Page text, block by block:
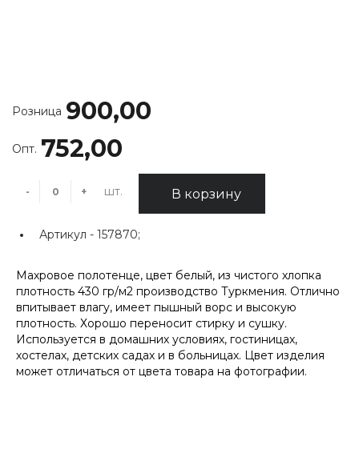
Розница 900,00
Опт. 752,00
- + шт. В корзину
Артикул - 157870;
Махровое полотенце, цвет белый, из чистого хлопка
плотность 430 гр/м2 производство Туркмения. Отлично
впитывает влагу, имеет пышный ворс и высокую
плотность. Хорошо переносит стирку и сушку.
Используется в домашних условиях, гостиницах,
хостелах, детских садах и в больницах. Цвет изделия
может отличаться от цвета товара на фотографии.